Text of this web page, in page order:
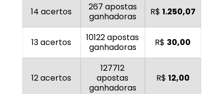
14 acertos
267 apostas
ganhadoras
R$ 1.250,07
13 acertos
10122 apostas
ganhadoras
R$ 30,00
12 acertos
127712
apostas
ganhadoras
R$ 12,00